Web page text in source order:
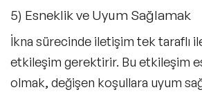
5) Esneklik ve Uyum Sağlamak
İkna sürecinde iletişim tek taraflı
etkileşim gerektirir. Bu etkileşim
olmak, değişen koşullara uyum